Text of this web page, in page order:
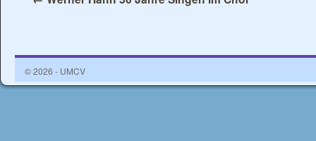
© 2026 - UMCV